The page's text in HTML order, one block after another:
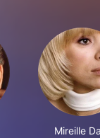
Mireille